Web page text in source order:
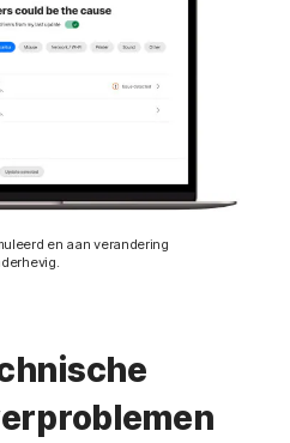
en aan verandering